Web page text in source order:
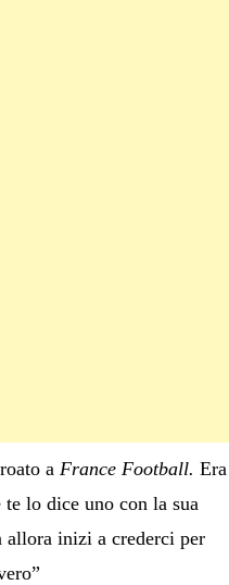
a France Football. Era
lo dice uno con la sua
allora inizi a crederci per